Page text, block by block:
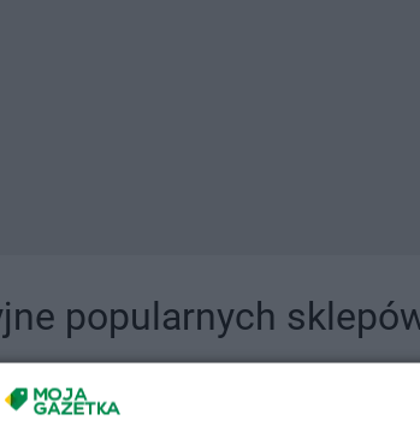
popularnych
które działają w Polsce. Znajdziesz tutaj sklepy należące